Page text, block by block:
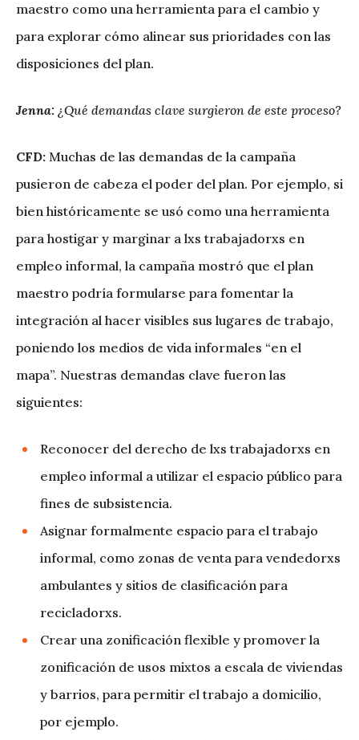
maestro como una herramienta para el cambio y
para explorar cómo alinear sus prioridades con las
disposiciones del plan.
Jenna: ¿Qué demandas clave surgieron de este proceso?
CFD: Muchas de las demandas de la campaña
pusieron de cabeza el poder del plan. Por ejemplo, si
bien históricamente se usó como una herramienta
para hostigar y marginar a lxs trabajadorxs en
empleo informal, la campaña mostró que el plan
maestro podría formularse para fomentar la
integración al hacer visibles sus lugares de trabajo,
poniendo los medios de vida informales “en el
mapa”. Nuestras demandas clave fueron las
siguientes:
Reconocer del derecho de lxs trabajadorxs en
empleo informal a utilizar el espacio público para
fines de subsistencia.
Asignar formalmente espacio para el trabajo
informal, como zonas de venta para vendedorxs
ambulantes y sitios de clasificación para
recicladorxs.
Crear una zonificación flexible y promover la
zonificación de usos mixtos a escala de viviendas
y barrios, para permitir el trabajo a domicilio,
por ejemplo.